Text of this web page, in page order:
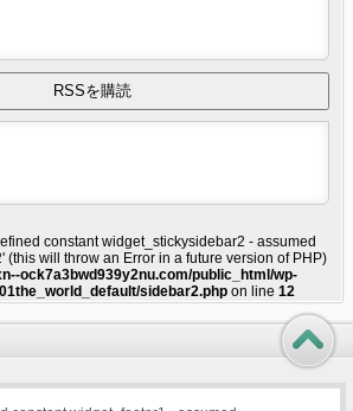
constant widget_stickysidebar2 - assumed
(this will throw an Error in a future version of PHP)
ock7a3bwd939y2nu.com/public_html/wp-
sidebar2.phpon line 12